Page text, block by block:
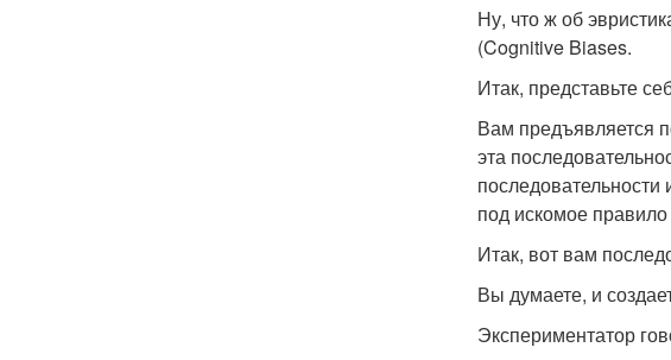
Ну, что ж об
(Cognitive Biases.
Итак, представьте
Вам предъявляется
эта
последовательности
под искомое правило
Итак, вот вам
Вы думаете, и
Экспериментатор